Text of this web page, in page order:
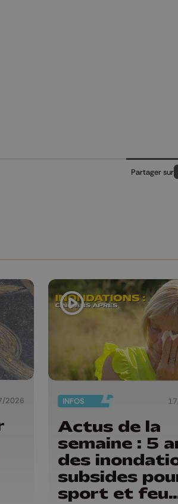
Partager sur
2026 INFOS
Actus de la
semaine : 5
des
subsides
sport et feu